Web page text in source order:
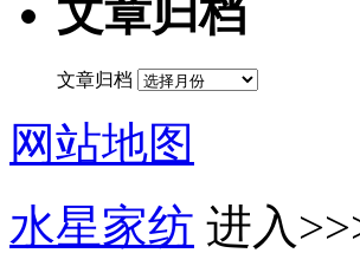
文章归档
文章归档
网站地图
水星家纺 进入